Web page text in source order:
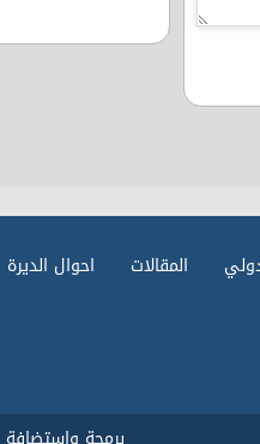
المقالات احوال الديرة